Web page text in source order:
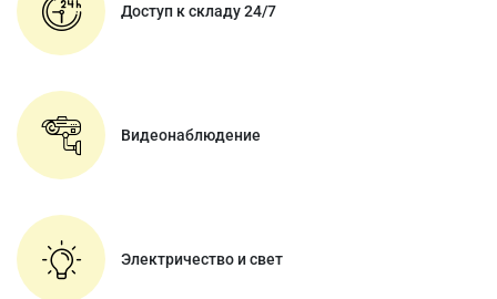
Доступ к складу 24/7
Видеонаблюдение
Электричество и свет